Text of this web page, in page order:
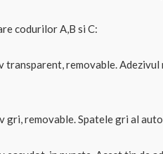
codurilor A,B si C:
transparent, removable.
gri, removable. Spatele gri al